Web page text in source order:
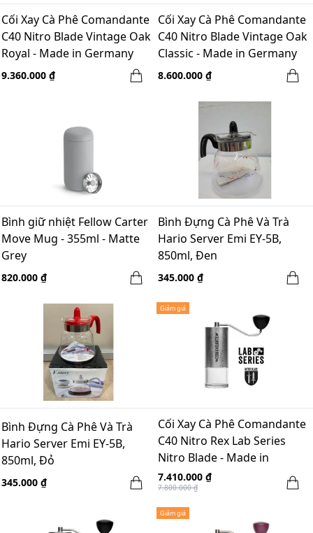
Cối Xay Cà Phê Comandante
C40 Nitro Blade Vintage Oak
Royal - Made in Germany
9.360.000 ₫
Cối Xay Cà Phê Comandante
C40 Nitro Blade Vintage Oak
Classic - Made in Germany
8.600.000 ₫
Bình giữ nhiệt Fellow Carter
Move Mug - 355ml - Matte
Grey
820.000 ₫
Bình Đựng Cà Phê Và Trà
Hario Server Emi EY-5B,
850ml, Đen
345.000 ₫
Bình Đựng Cà Phê Và Trà
Hario Server Emi EY-5B,
850ml, Đỏ
345.000 ₫
Giảm giá
Cối Xay Cà Phê Comandante
C40 Nitro Rex Lab Series
Nitro Blade - Made in
Germany
7.410.000 ₫
7.800.000 ₫
Giảm giá